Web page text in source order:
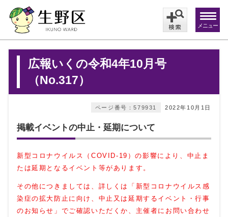
メニュー
広報いくの令和4年10月号
（No.317）
2022年10月1日
ページ番号：579931
掲載イベントの中止・延期について
新型コロナウイルス（COVID-19）の影響により、中止ま
たは延期となるイベント等があります。
その他につきましては、詳しくは
「新型コロナウイルス感
染症の拡大防止に向け、中止又は延期するイベント・行事
のお知らせ」 でご確認いただくか、主催者にお問い合わせ